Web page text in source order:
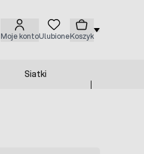
Moje kontoUlubioneKoszyk
Siatki